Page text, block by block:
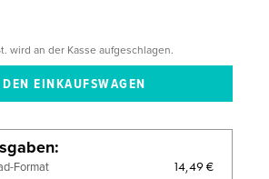
wird an der Kasse aufgeschlagen.
Format 14,49 €